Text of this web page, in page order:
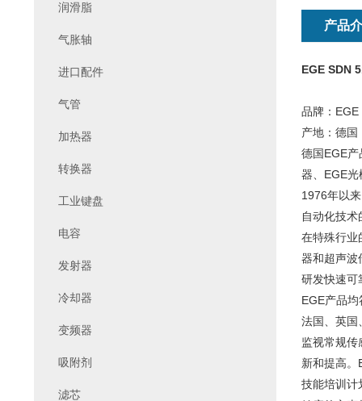
产品
EGE SDN
品牌：EGE
产地：德国
德国EGE
器、EGE
1976年以
自动化技
在特殊行业
器和超声波
研发快速可
EGE产品
法国、英国
监视常规传
新和提高。
技能培训计
润滑脂
气胀轴
进口配件
气管
加热器
转换器
工业键盘
电容
发射器
冷却器
变频器
吸附剂
滤芯